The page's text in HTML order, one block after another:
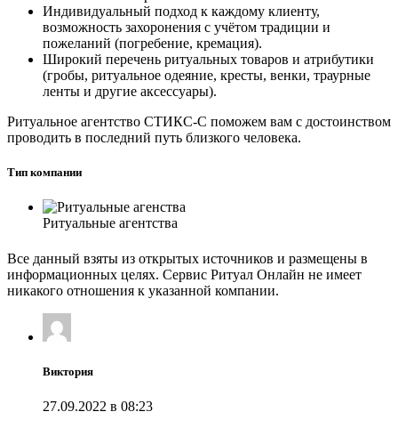
Индивидуальный подход к каждому клиенту,
возможность захоронения с учётом традиции и
пожеланий (погребение, кремация).
Широкий перечень ритуальных товаров и атрибутики
(гробы, ритуальное одеяние, кресты, венки, траурные
ленты и другие аксессуары).
Ритуальное агентство СТИКС-С поможем вам с достоинством
проводить в последний путь близкого человека.
Тип компании
Ритуальные агентства
Все данный взяты из открытых источников и размещены в
информационных целях. Сервис Ритуал Онлайн не имеет
никакого отношения к указанной компании.
Виктория
27.09.2022 в 08:23